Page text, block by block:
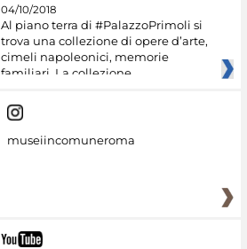
04/10/2018
Al piano terra di #PalazzoPrimoli si
trova una collezione di opere d’arte,
cimeli napoleonici, memorie
familiari. La collezione
museiincomuneroma